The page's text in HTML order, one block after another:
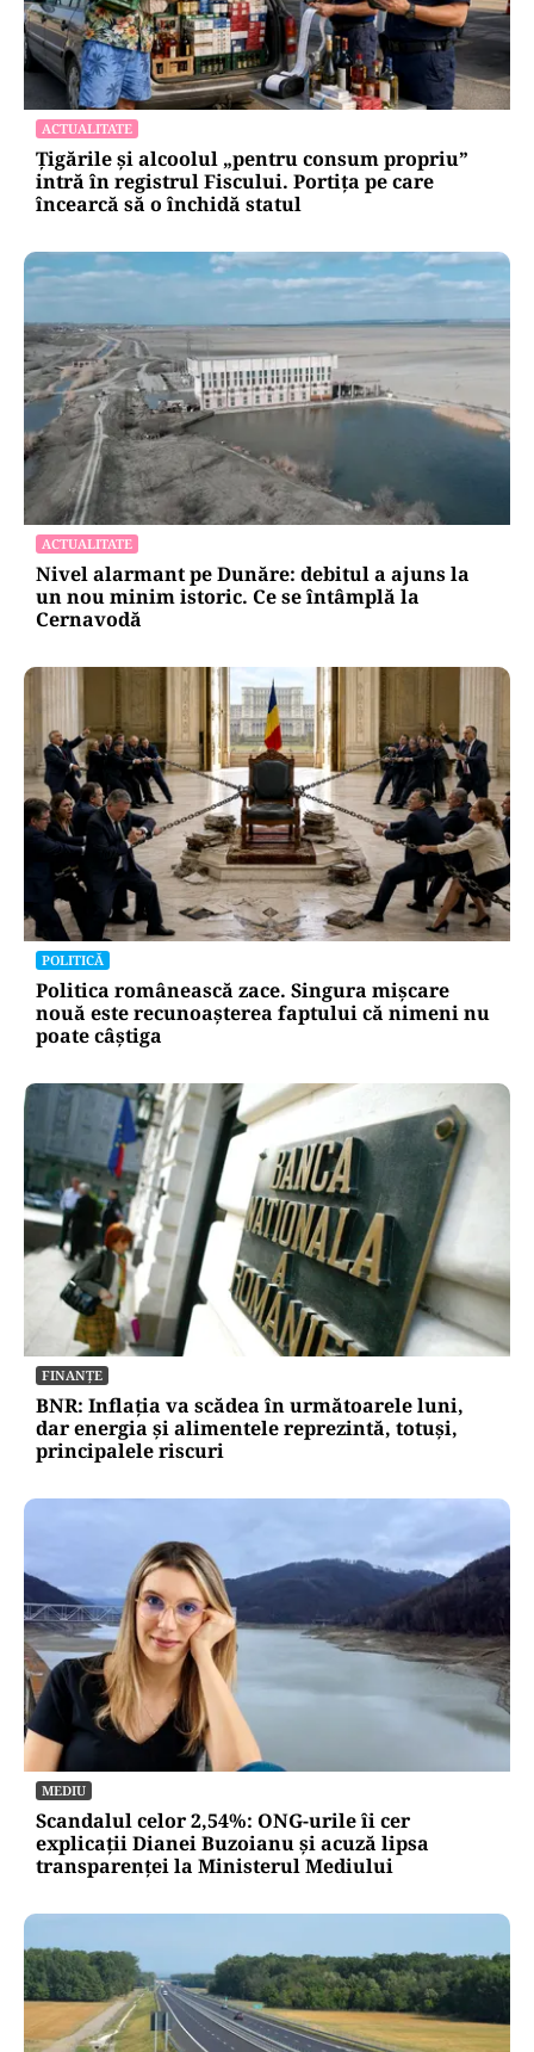
ACTUALITATE
Țigările și alcoolul „pentru consum propriu”
intră în registrul Fiscului. Portița pe care
încearcă să o închidă statul
ACTUALITATE
Nivel alarmant pe Dunăre: debitul a ajuns la
un nou minim istoric. Ce se întâmplă la
Cernavodă
POLITICĂ
Politica românească zace. Singura mișcare
nouă este recunoașterea faptului că nimeni nu
poate câștiga
FINANȚE
BNR: Inflația va scădea în următoarele luni,
dar energia și alimentele reprezintă, totuși,
principalele riscuri
MEDIU
Scandalul celor 2,54%: ONG-urile îi cer
explicații Dianei Buzoianu și acuză lipsa
transparenței la Ministerul Mediului